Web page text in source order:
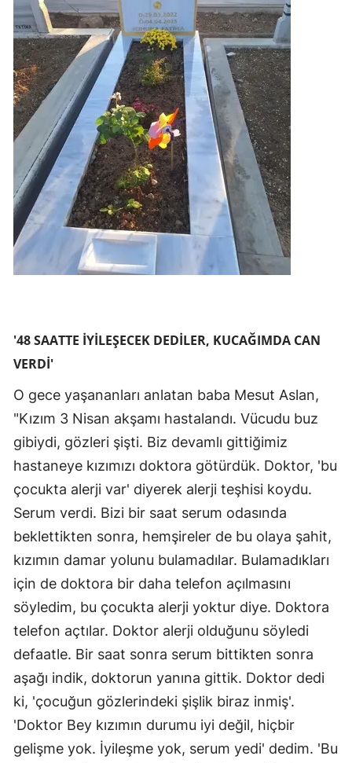
'48 SAATTE İYİLEŞECEK DEDİLER, KUCAĞIMDA CAN
VERDİ'
O gece yaşananları anlatan baba Mesut Aslan,
"Kızım 3 Nisan akşamı hastalandı. Vücudu buz
gibiydi, gözleri şişti. Biz devamlı gittiğimiz
hastaneye kızımızı doktora götürdük. Doktor, 'bu
çocukta alerji var' diyerek alerji teşhisi koydu.
Serum verdi. Bizi bir saat serum odasında
beklettikten sonra, hemşireler de bu olaya şahit,
kızımın damar yolunu bulamadılar. Bulamadıkları
için de doktora bir daha telefon açılmasını
söyledim, bu çocukta alerji yoktur diye. Doktora
telefon açtılar. Doktor alerji olduğunu söyledi
defaatle. Bir saat sonra serum bittikten sonra
aşağı indik, doktorun yanına gittik. Doktor dedi
ki, 'çocuğun gözlerindeki şişlik biraz inmiş'.
'Doktor Bey kızımın durumu iyi değil, hiçbir
gelişme yok. İyileşme yok, serum yedi' dedim. 'Bu